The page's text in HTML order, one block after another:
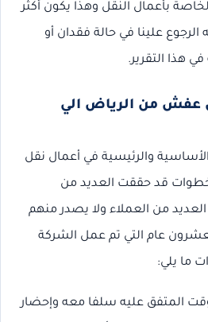
بأعمال النقل وهذا يكون أكثر
علينا في حالة فقدان أو
هذا التقرير.
عفش من الرياض الي
والرئيسية في أعمال نقل
قد حققت العديد من
من العملاء ولا يصدر منهم
عام التي تم عمل الشركة
ما يلي:
المتفق عليه سلفا معه وإحضار